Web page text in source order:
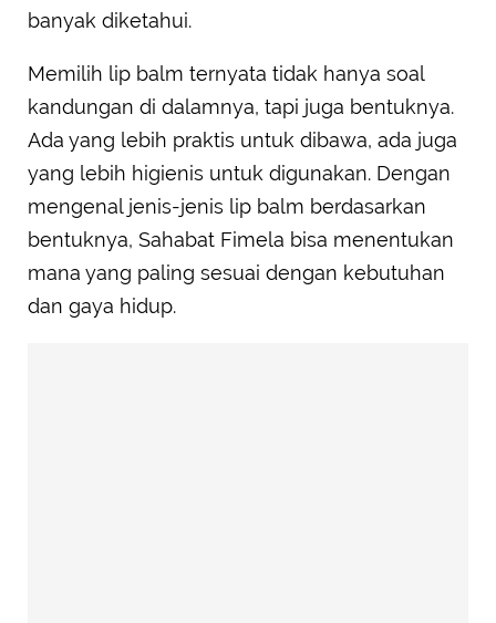
banyak diketahui.
Memilih lip balm ternyata tidak hanya soal
kandungan di dalamnya, tapi juga bentuknya.
Ada yang lebih praktis untuk dibawa, ada juga
yang lebih higienis untuk digunakan. Dengan
mengenal jenis-jenis lip balm berdasarkan
bentuknya, Sahabat Fimela bisa menentukan
mana yang paling sesuai dengan kebutuhan
dan gaya hidup.